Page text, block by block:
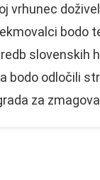
vrhunec
bodo
slovenskih
bodo odločili
za